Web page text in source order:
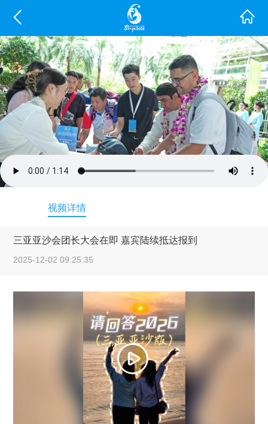
视频详情
三亚亚沙会团长大会在即 嘉宾陆续抵达报到
2025-12-02 09:25:35